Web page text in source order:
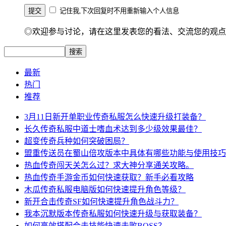
记住我,下次回复时不用重新输入个人信息
◎欢迎参与讨论，请在这里发表您的看法、交流您的观
最新
热门
推荐
3月11日新开单职业传奇私服怎么快速升级打装备？
长久传奇私服中道士嗜血术达到多少级效果最佳？
超变传奇兵种如何突破困局？
盟重传送员在蜀山倍攻版本中具体有哪些功能与使用技
热血传奇闯天关怎么过？求大神分享通关攻略。
热血传奇手游金币如何快速获取？新手必看攻略
木瓜传奇私服电脑版如何快速提升角色等级？
新开合击传奇SF如何快速提升角色战斗力？
我本沉默版本传奇私服如何快速升级与获取装备？